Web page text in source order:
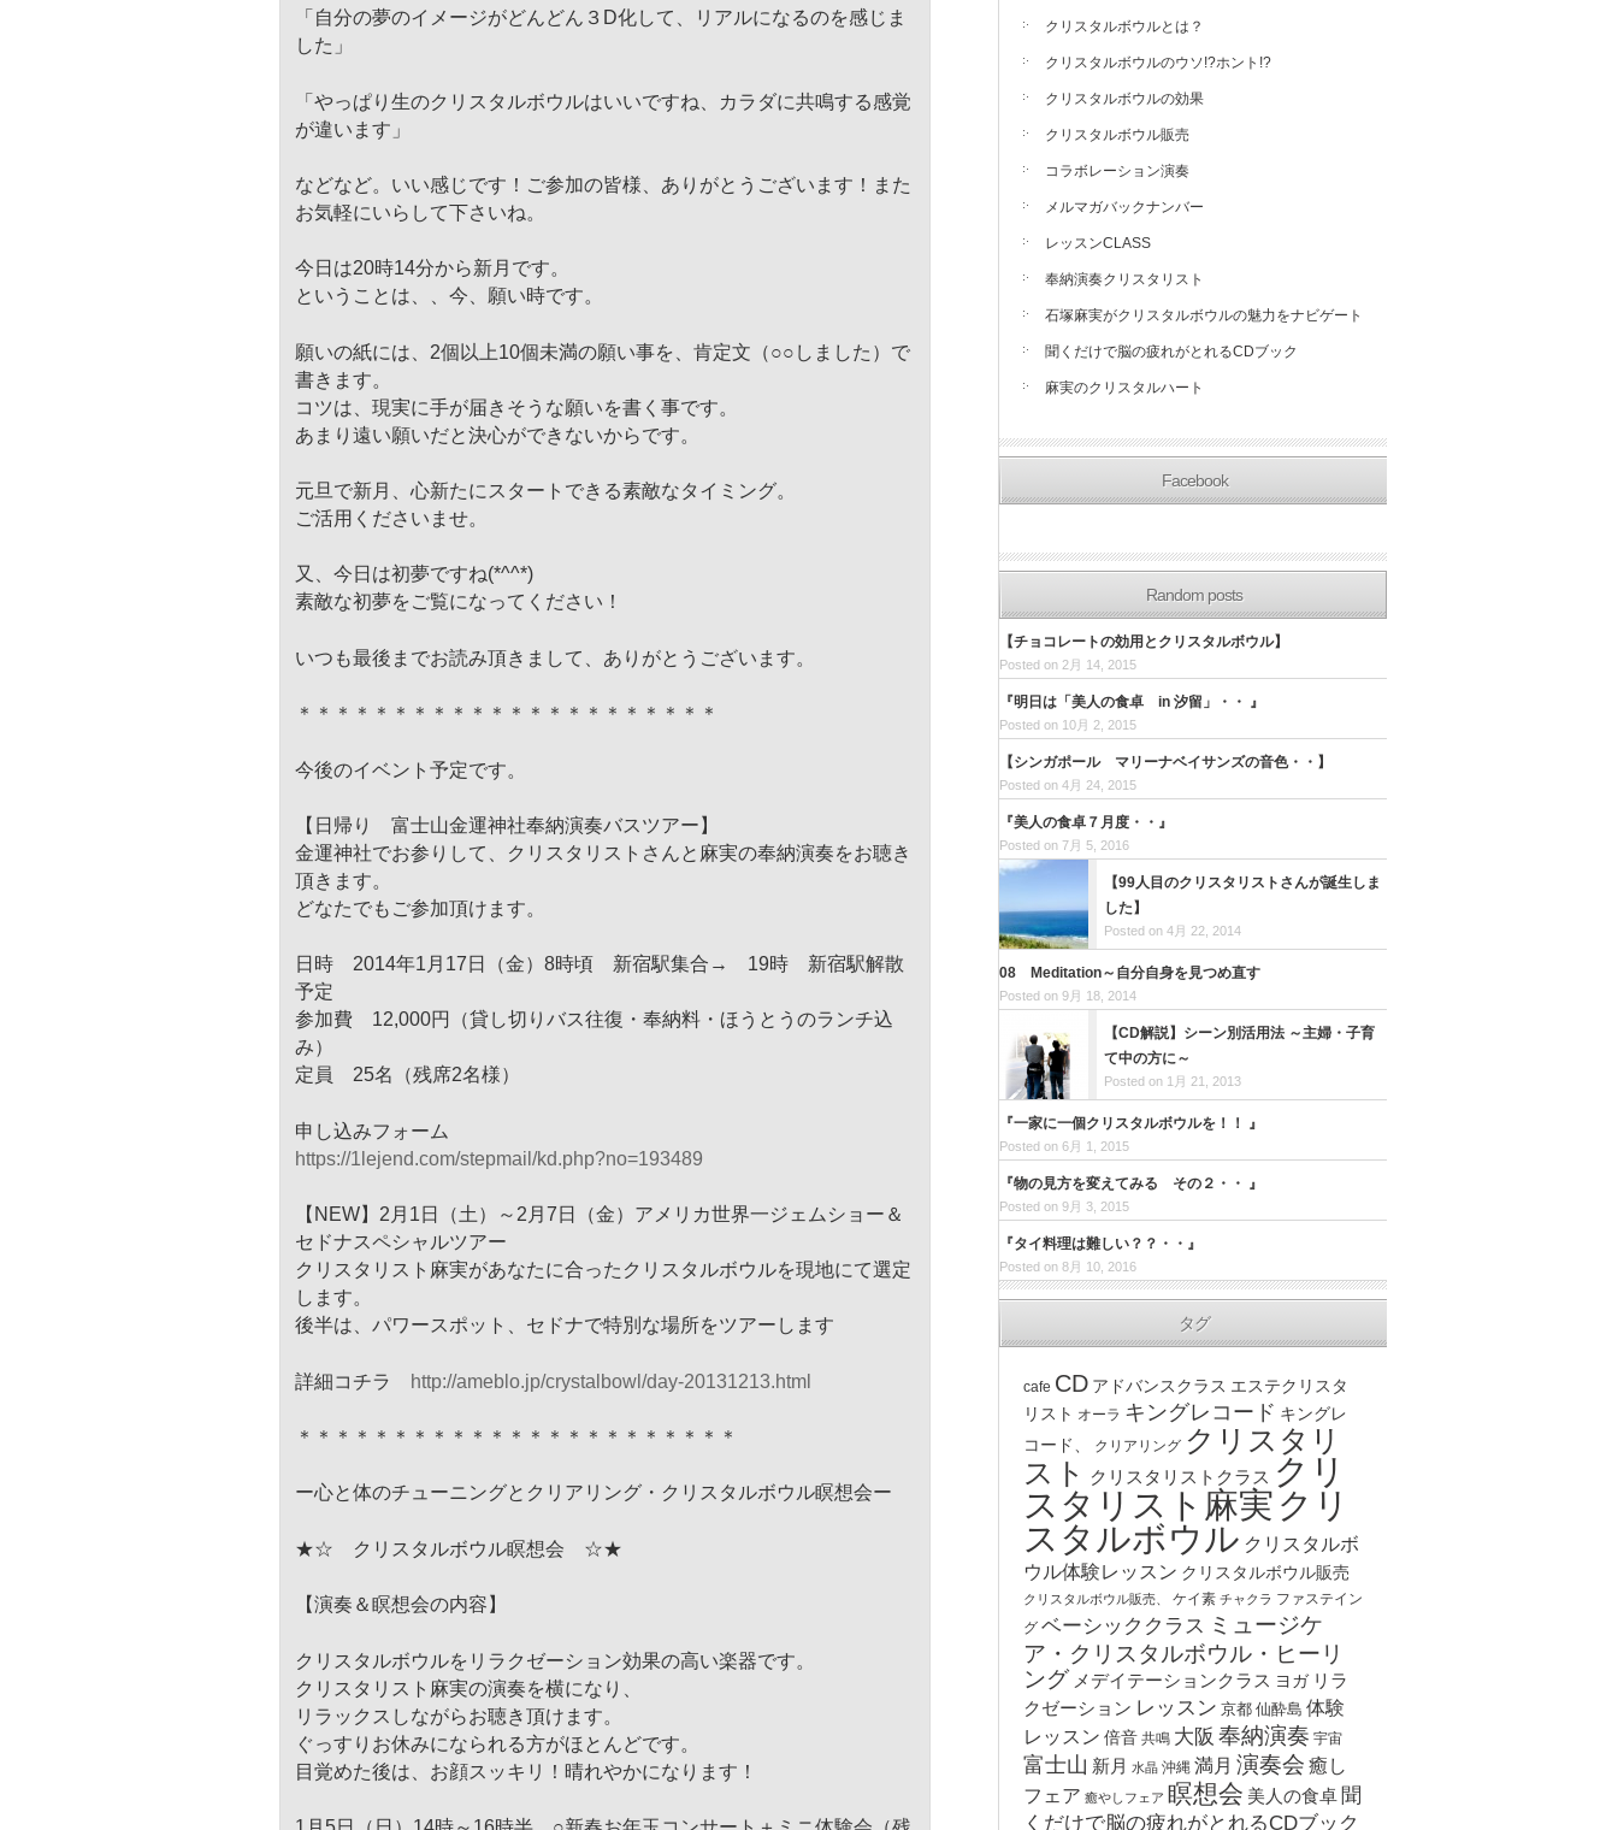
「自分の夢のイメージがどんどん３D化して、
リアルになるのを感じま
した」
「やっぱり生のクリスタルボウルはいいですね、
カラダに共鳴する感覚
が違います」
などなど。いい感じです！ご参加の皆様、ありがとうございます！ また
お気軽にいらして下さいね。
今日は20時14分から新月です。
ということは、、今、願い時です。
願いの紙には、2個以上10個未満の願い事を、肯定文（○○ しました）で
書きます。
コツは、現実に手が届きそうな願いを書く事です。
あまり遠い願いだと決心ができないからです。
元旦で新月、心新たにスタートできる素敵なタイミング。
ご活用くださいませ。
又、今日は初夢ですね(*^^*)
素敵な初夢をご覧になってください！
いつも最後までお読み頂きまして、ありがとうございます。
＊＊＊＊＊＊＊＊＊＊＊＊＊＊＊＊＊＊＊＊＊＊
今後のイベント予定です。
【日帰り 富士山金運神社奉納演奏バスツアー】
金運神社でお参りして、
クリスタリストさんと麻実の奉納演奏をお聴き
頂きます。
どなたでもご参加頂けます。
日時 2014年1月17日（金）8時頃 新宿駅集合→ 19時 新宿駅解散
予定
参加費 12,000円（貸し切りバス往復・奉納料・ ほうとうのランチ込
み）
定員 25名（残席2名様）
申し込みフォーム
https://1lejend.com/stepmail/kd.php?no=193489
【NEW】2月1日（土）～2月7日（金） アメリカ世界一ジェムショー＆
セドナスペシャルツアー
クリスタリスト麻実があなたに合ったクリスタルボウルを現地にて選定
します。
後半は、パワースポット、セドナで特別な場所をツアーします
詳細コチラ http://ameblo.jp/crystalbowl/day-20131213.html
＊＊＊＊＊＊＊＊＊＊＊＊＊＊＊＊＊＊＊＊＊＊＊
ー心と体のチューニングとクリアリング・ クリスタルボウル瞑想会ー
★☆ クリスタルボウル瞑想会 ☆★
【演奏＆瞑想会の内容】
クリスタルボウルをリラクゼーション効果の高い楽器です。
クリスタリスト麻実の演奏を横になり、
リラックスしながらお聴き頂けます。
ぐっすりお休みになられる方がほとんどです。
目覚めた後は、お顔スッキリ！晴れやかになります！
クリスタルボウルとは？
クリスタルボウルのウソ!?ホント!?
クリスタルボウルの効果
クリスタルボウル販売
コラボレーション演奏
メルマガバックナンバー
レッスンCLASS
奉納演奏クリスタリスト
石塚麻実がクリスタルボウルの魅力をナビゲート
聞くだけで脳の疲れがとれるCDブック
麻実のクリスタルハート
Facebook
Random posts
【チョコレートの効用とクリスタルボウル】
Posted on 2月 14, 2015
『明日は「美人の食卓 in 汐留」・・ 』
Posted on 10月 2, 2015
【シンガポール マリーナベイサンズの音色・・】
Posted on 4月 24, 2015
『美人の食卓７月度・・』
Posted on 7月 5, 2016
【99人目のクリスタリストさんが誕生しま
した】
Posted on 4月 22, 2014
08 Meditation～自分自身を見つめ直す
Posted on 9月 18, 2014
【CD解説】シーン別活用法 ～主婦・子育
て中の方に～
Posted on 1月 21, 2013
『一家に一個クリスタルボウルを！！ 』
Posted on 6月 1, 2015
『物の見方を変えてみる その２・・ 』
Posted on 9月 3, 2015
『タイ料理は難しい？？・・』
Posted on 8月 10, 2016
タグ
cafe CD アドバンスクラス エステクリスタ
リスト オーラ キングレコード キングレ
コード、
クリアリング クリスタリ
スト
クリスタリストクラス クリ
スタリスト麻実 クリ
スタルボウル クリスタルボ
ウル体験レッスン クリスタルボウル販売
クリスタルボウル販売、 ケイ素 チャクラ ファステイン
グ ベーシッククラス ミュージケ
ア・クリスタルボウル・ヒーリ
ング メデイテーションクラス ヨガ リラ
クゼーション レッスン 京都 仙酔島 体験
レッスン 倍音 共鳴 大阪 奉納演奏 宇宙
富士山 新月 水晶 沖縄 満月 演奏会 癒し
フェア 癒やしフェア 瞑想会 美人の食卓 聞
くだけで脳の疲れがとれるCDブック